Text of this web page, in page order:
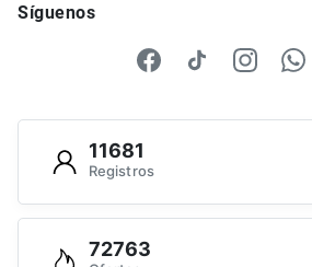
Síguenos
11681
Registros
72763